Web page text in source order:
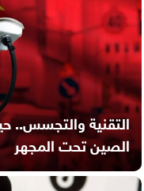
التقنية والتجسس..
الصين تحت المجهر